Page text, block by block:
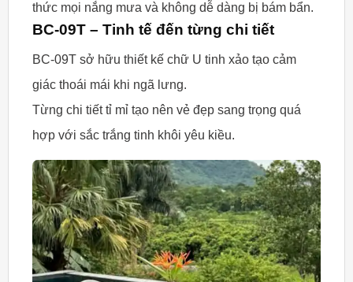
thức mọi nắng mưa và không dễ dàng bị bám bẩn.
BC-09T – Tinh tế đến từng chi tiết
BC-09T sở hữu thiết kế chữ U tinh xảo tạo cảm
giác thoái mái khi ngã lưng.
Từng chi tiết tỉ mỉ tạo nên vẻ đẹp sang trọng quá
hợp với sắc trắng tinh khôi yêu kiều.